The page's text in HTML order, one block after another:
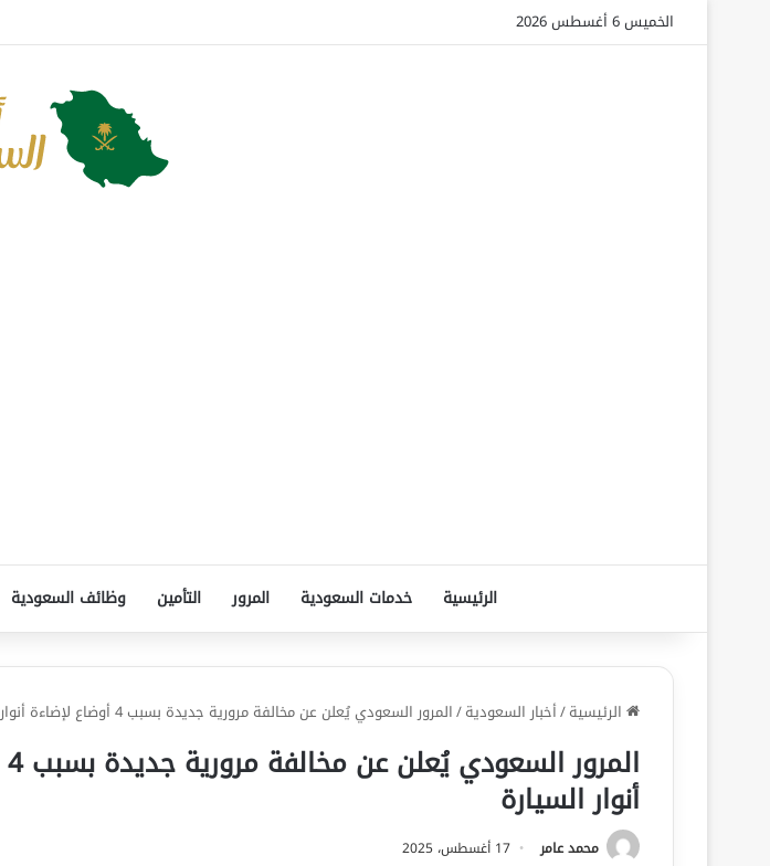
الخميس 6 أغسطس 2026
الرئيسية خدمات السعودية المرور التأمين وظائف السعودية
الرئيسية/أخبار السعودية/المرور السعودي يُعلن عن مخالفة مرورية جديدة بسبب 4 أوضاع لإضاءة أنوار السيارة
أنوار السيارة
محمد عامر 17 أغسطس، 2025